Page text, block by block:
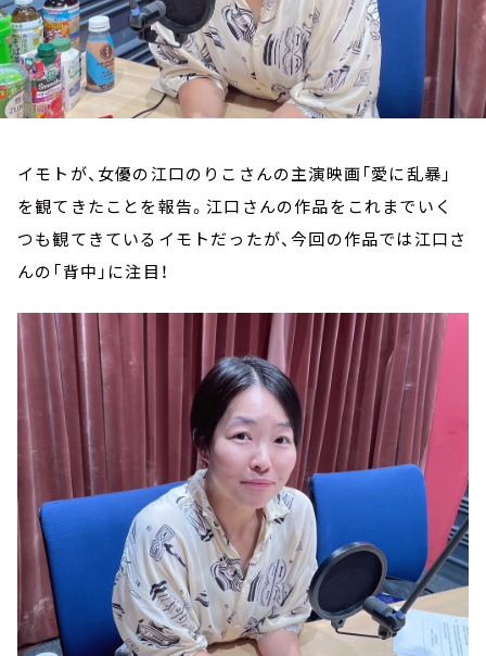
イモトが、女優の江口のりこさんの主演映画「愛に乱暴」
を観てきたことを報告。江口さんの作品をこれまでいく
つも観てきているイモトだったが、今回の作品では江口さ
んの「背中」に注目！